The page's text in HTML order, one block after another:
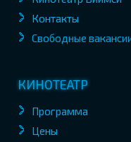
Контакты
Свободные
КИНОТЕАТР
Программа
Цены